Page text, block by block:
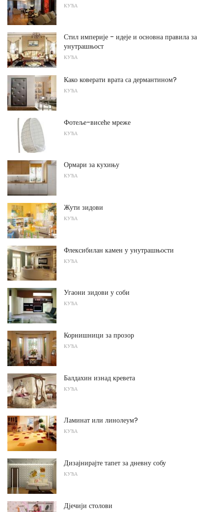
КУЋА
Стил империје - идеје и основна правила за
унутрашњост
КУЋА
Како коверати врата са дермантином?
КУЋА
Фотеље-висеће мреже
КУЋА
Ормари за кухињу
КУЋА
Жути зидови
КУЋА
Флексибилан камен у унутрашњости
КУЋА
Угаони зидови у соби
КУЋА
Корнишници за прозор
КУЋА
Балдахин изнад кревета
КУЋА
Ламинат или линолеум?
КУЋА
Дизајнирајте тапет за дневну собу
КУЋА
Дјечији столови